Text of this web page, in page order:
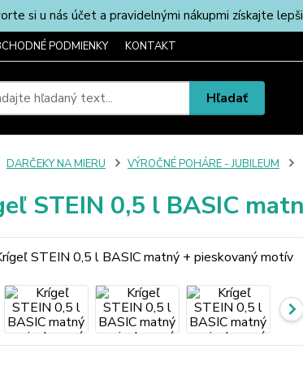
si u nás účet a pravidelnými nákupmi získajte
PODMIENKY KONTAKT
Hľadať
DARČEKY NA MIERU VÝROČNÉ POHÁRE - JUBILEUM
STEIN 0,5 l BASIC